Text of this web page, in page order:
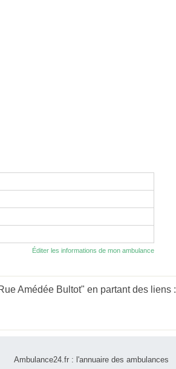
Éditer les informations de mon ambulance
Amédée Bultot" en partant des liens :
Ambulance24.fr : l'annuaire des ambulances